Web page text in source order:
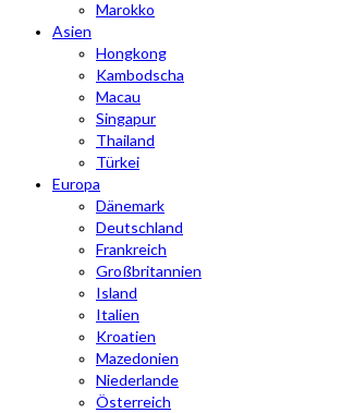
Marokko
Asien
Hongkong
Kambodscha
Macau
Singapur
Thailand
Türkei
Europa
Dänemark
Deutschland
Frankreich
Großbritannien
Island
Italien
Kroatien
Mazedonien
Niederlande
Österreich